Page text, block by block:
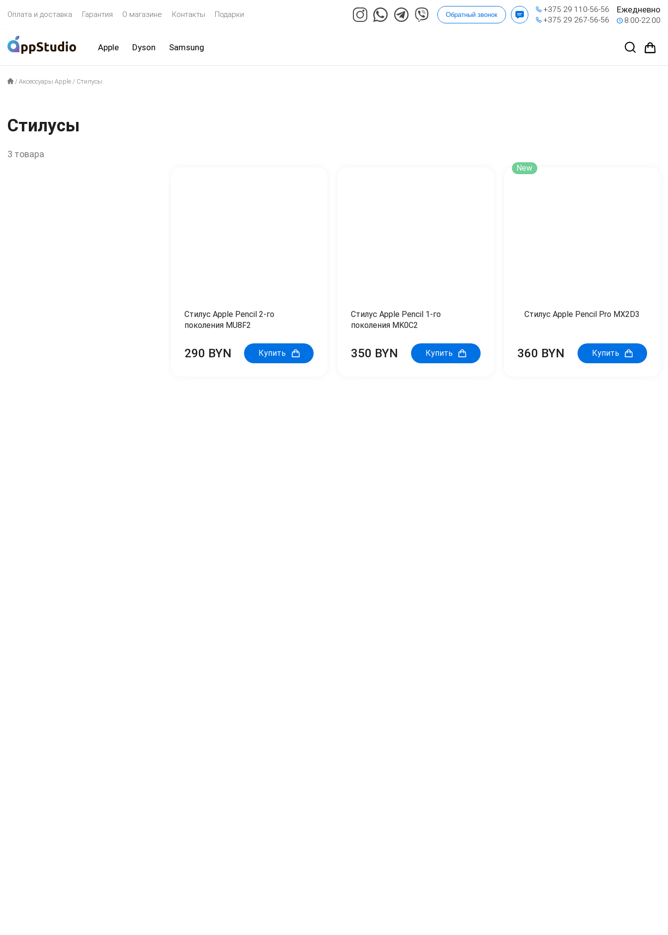
Оплата и доставка Гарантия О магазине Контакты Подарки Обратный звонок
+375 29 110-56-56
+375 29 267-56-56
Ежедневно
8:00-22:00
Apple Dyson Samsung
/ Аксессуары Apple / Стилусы
Стилусы
3 товара
Стилус Apple Pencil 2-го
поколения MU8F2
290 BYN Купить
Стилус Apple Pencil 1-го
поколения MK0C2
350 BYN Купить
New
Стилус Apple Pencil Pro MX2D3
360 BYN Купить